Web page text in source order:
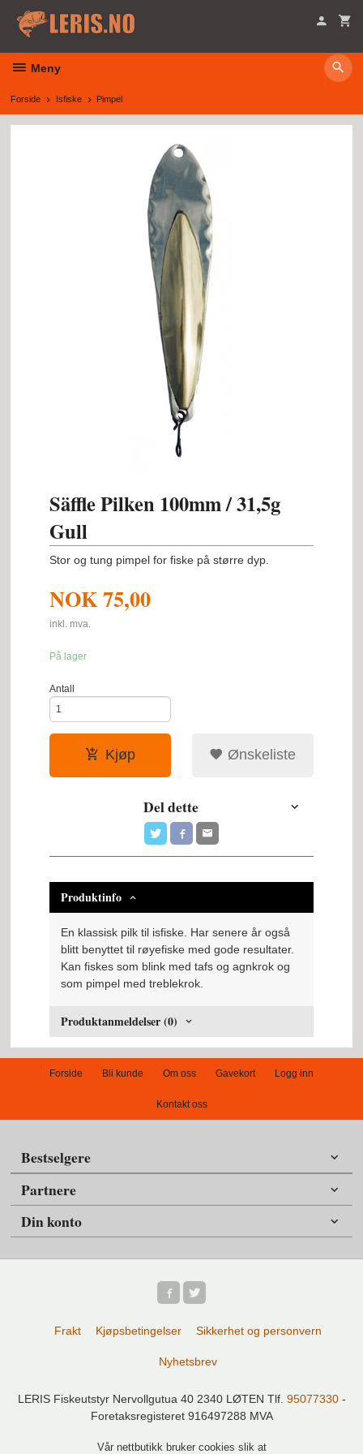
innholdet
Meny
Forside Isfiske Pimpel
Säffle Pilken 100mm / 31,5g
Gull
Stor og tung pimpel for fiske på større dyp.
NOK75,00
inkl. mva.
På lager
Antall
Kjøp Ønskeliste
Del dette
Produktinfo
En klassisk pilk til isfiske. Har senere år også
blitt benyttet til røyefiske med gode resultater.
Kan fiskes som blink med tafs og agnkrok og
som pimpel med treblekrok.
Produktanmeldelser (0)
Forside Bli kunde Om oss Gavekort Logg inn
Kontakt oss
Bestselgere
Partnere
Din konto
Frakt Kjøpsbetingelser Sikkerhet og personvern
Nyhetsbrev
LERIS Fiskeutstyr Nervollgutua 40 2340 LØTEN Tlf. 95077330-
Foretaksregisteret 916497288 MVA
Vår nettbutikk bruker cookies slik at